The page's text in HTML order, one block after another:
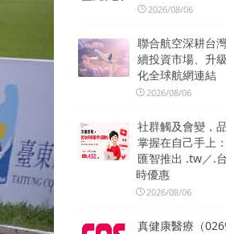
2026/08/06
聯合航空深耕台
續投資市場、升
化全球航網連結
2026/08/06
社群觸及會變，
掌握在自己手上
匯智推出 .tw／.
時優惠
2026/08/06
真健康醫療（